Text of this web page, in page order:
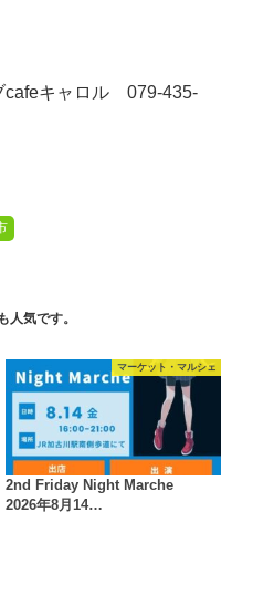
cafeキャロル079-435-
人気です。
マーケット・マルシェ
2nd Friday Night Marche
2026年8月14…